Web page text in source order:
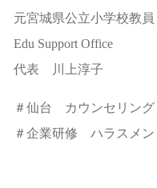
元宮城県公立小学校教員
Edu Support Office
代表 川上淳子
＃仙台 カウンセリング
＃企業研修 ハラスメ